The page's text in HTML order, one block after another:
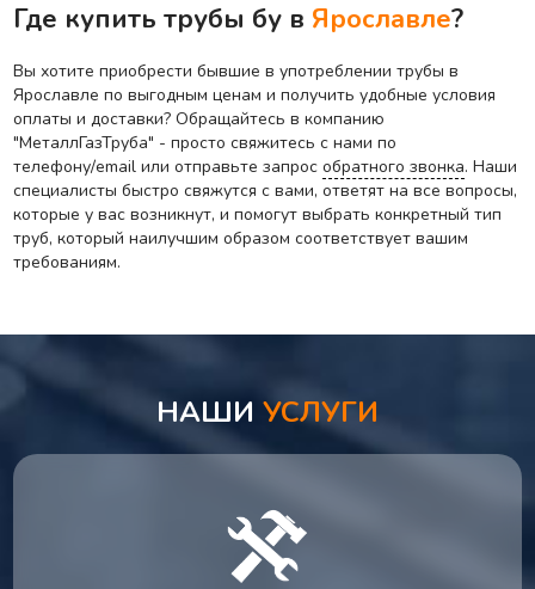
Где купить трубы бу в Ярославле?
Вы хотите приобрести бывшие в употреблении трубы в
Ярославле по выгодным ценам и получить удобные условия
оплаты и доставки? Обращайтесь в компанию
"МеталлГазТруба" - просто свяжитесь с нами по
телефону/email или отправьте запрособратного звонка. Наши
специалисты быстро свяжутся с вами, ответят на все вопросы,
которые у вас возникнут, и помогут выбрать конкретный тип
труб, который наилучшим образом соответствует вашим
требованиям.
НАШИ УСЛУГИ